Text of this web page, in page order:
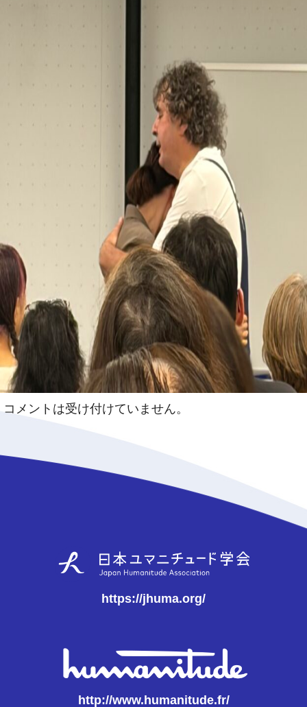
コメントは受け付けていません。
https://jhuma.org/
http://www.humanitude.fr/